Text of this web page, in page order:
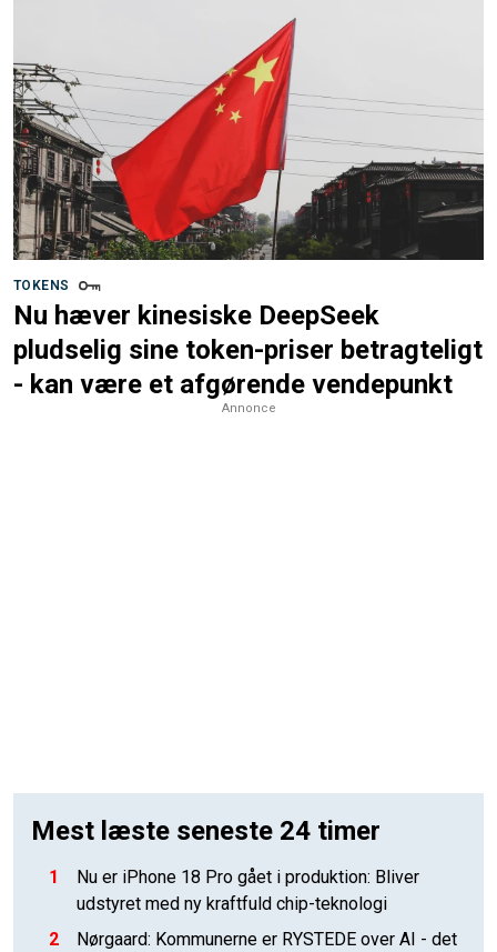
TOKENS
Nu hæver kinesiske DeepSeek
pludselig sine token-priser betragteligt
- kan være et afgørende vendepunkt
Annonce
Mest læste seneste 24 timer
1
Nu er iPhone 18 Pro gået i produktion: Bliver
udstyret med ny kraftfuld chip-teknologi
2
Nørgaard: Kommunerne er RYSTEDE over AI - det